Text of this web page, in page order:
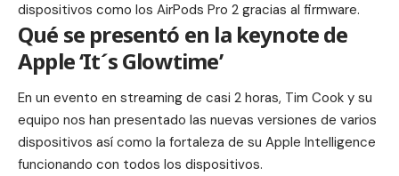
dispositivos como los AirPods Pro 2 gracias al firmware.
Qué se presentó en la keynote de
Apple ‘It´s Glowtime’
En un evento en streaming de casi 2 horas, Tim Cook y su
equipo nos han presentado las nuevas versiones de varios
dispositivos así como la fortaleza de su Apple Intelligence
funcionando con todos los dispositivos.